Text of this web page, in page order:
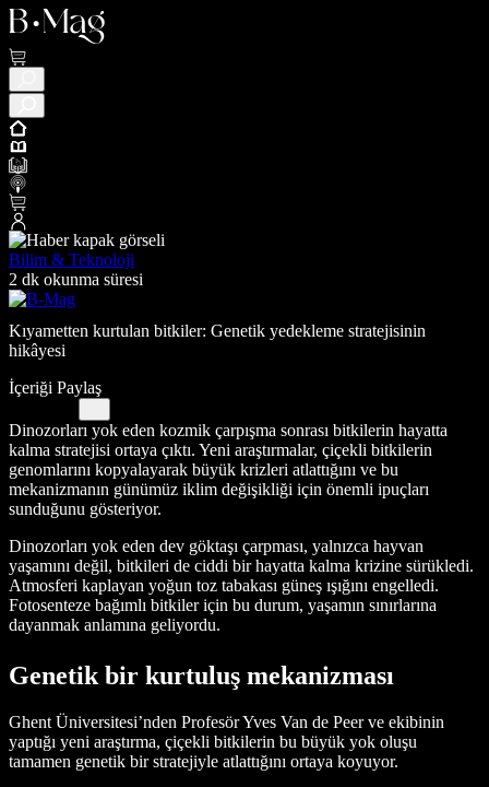
Bilim & Teknoloji
2 dk okunma süresi
Kıyametten kurtulan bitkiler: Genetik yedekleme stratejisinin
hikâyesi
İçeriği Paylaş
Dinozorları yok eden kozmik çarpışma sonrası bitkilerin hayatta
kalma stratejisi ortaya çıktı. Yeni araştırmalar, çiçekli bitkilerin
genomlarını kopyalayarak büyük krizleri atlattığını ve bu
mekanizmanın günümüz iklim değişikliği için önemli ipuçları
sunduğunu gösteriyor.
Dinozorları yok eden dev göktaşı çarpması, yalnızca hayvan
yaşamını değil, bitkileri de ciddi bir hayatta kalma krizine sürükledi.
Atmosferi kaplayan yoğun toz tabakası güneş ışığını engelledi.
Fotosenteze bağımlı bitkiler için bu durum, yaşamın sınırlarına
dayanmak anlamına geliyordu.
Genetik bir kurtuluş mekanizması
Ghent Üniversitesi’nden Profesör Yves Van de Peer ve ekibinin
yaptığı yeni araştırma, çiçekli bitkilerin bu büyük yok oluşu
tamamen genetik bir stratejiyle atlattığını ortaya koyuyor.